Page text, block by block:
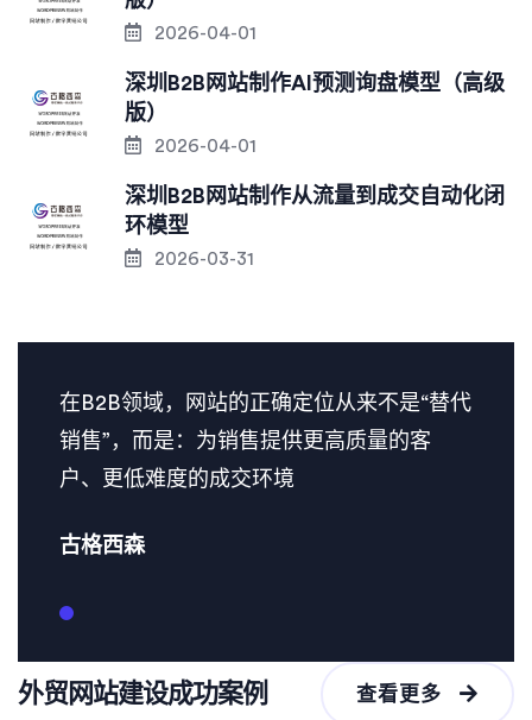
2026-04-01
深圳B2B网站制作AI预测询盘模型（高级
版）
2026-04-01
深圳B2B网站制作从流量到成交自动化闭
环模型
2026-03-31
在B2B领域，网站的正确定位从来不是“替代
销售”，而是：为销售提供更高质量的客
户、更低难度的成交环境
古格西森
外贸网站建设成功案例 查看更多